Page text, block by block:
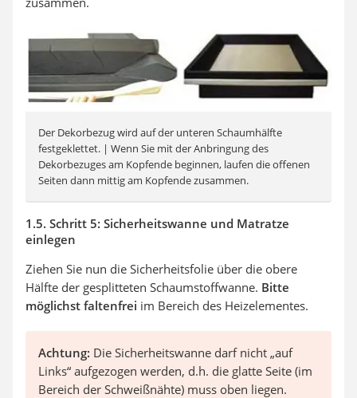
Der Dekorbezug wird auf der unteren Schaumhälfte
festgeklettet. | Wenn Sie mit der Anbringung des
Dekorbezuges am Kopfende beginnen, laufen die offenen
Seiten dann mittig am Kopfende zusammen.
1.5. Schritt 5: Sicherheitswanne und Matratze
einlegen
Ziehen Sie nun die Sicherheitsfolie über die obere
Hälfte der gesplitteten Schaumstoffwanne. Bitte
möglichst faltenfrei im Bereich des Heizelementes.
Achtung: Die Sicherheitswanne darf nicht „auf
Links“ aufgezogen werden, d.h. die glatte Seite (im
Bereich der Schweißnähte) muss oben liegen.